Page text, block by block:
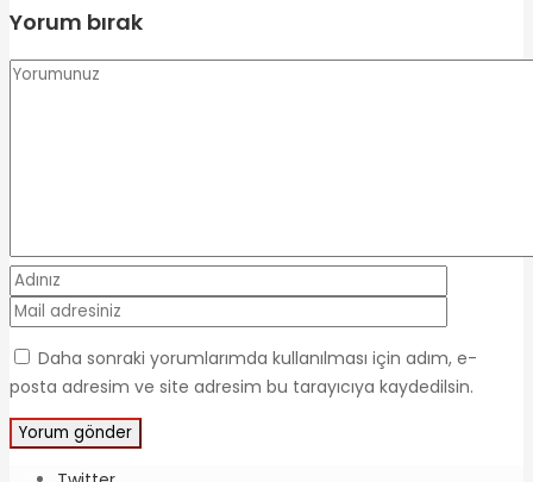
Yorum bırak
Daha sonraki yorumlarımda kullanılması için adım, e-
posta adresim ve site adresim bu tarayıcıya kaydedilsin.